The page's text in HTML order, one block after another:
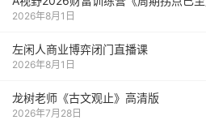
2026年8月1日
左闲人商业博弈闭门直播课
2026年8月1日
龙树老师《古文观止》高清版
2026年7月28日